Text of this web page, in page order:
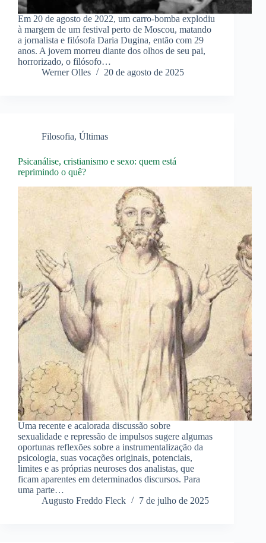
Em 20 de agosto de 2022, um carro-bomba explodiu
à margem de um festival perto de Moscou, matando
a jornalista e filósofa Daria Dugina, então com 29
anos. A jovem morreu diante dos olhos de seu pai,
horrorizado, o filósofo…
Werner Olles
20 de agosto de 2025
Filosofia, Últimas
Psicanálise, cristianismo e sexo: quem está
reprimindo o quê?
Uma recente e acalorada discussão sobre
sexualidade e repressão de impulsos sugere algumas
oportunas reflexões sobre a instrumentalização da
psicologia, suas vocações originais, potenciais,
limites e as próprias neuroses dos analistas, que
ficam aparentes em determinados discursos. Para
uma parte…
Augusto Freddo Fleck
7 de julho de 2025